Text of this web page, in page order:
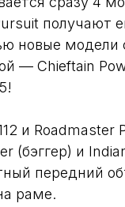
получают
новые модели
— Chieftain
и Roadmaster
(бэггер) и
передний
раме.